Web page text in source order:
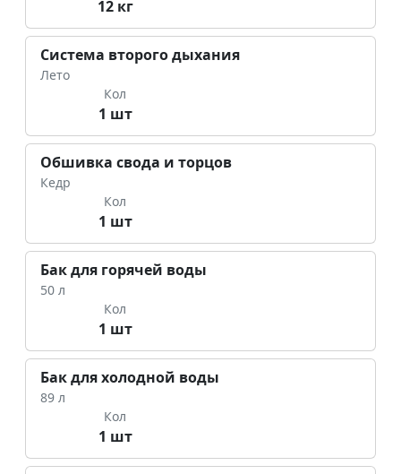
12 кг
Система второго дыхания
Лето
Кол
1 шт
Обшивка свода и торцов
Кедр
Кол
1 шт
Бак для горячей воды
50 л
Кол
1 шт
Бак для холодной воды
89 л
Кол
1 шт